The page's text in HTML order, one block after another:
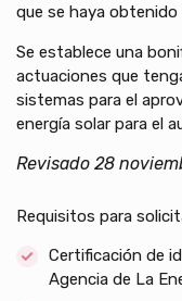
que se haya obtenido
Se establece una
actuaciones que
sistemas para el
energía solar para el
Revisado 28
Requisitos para
Certificación de
Agencia de La